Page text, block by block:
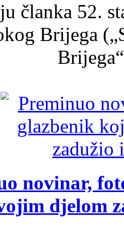
članka 52.
Brijega
novinar,
djelom